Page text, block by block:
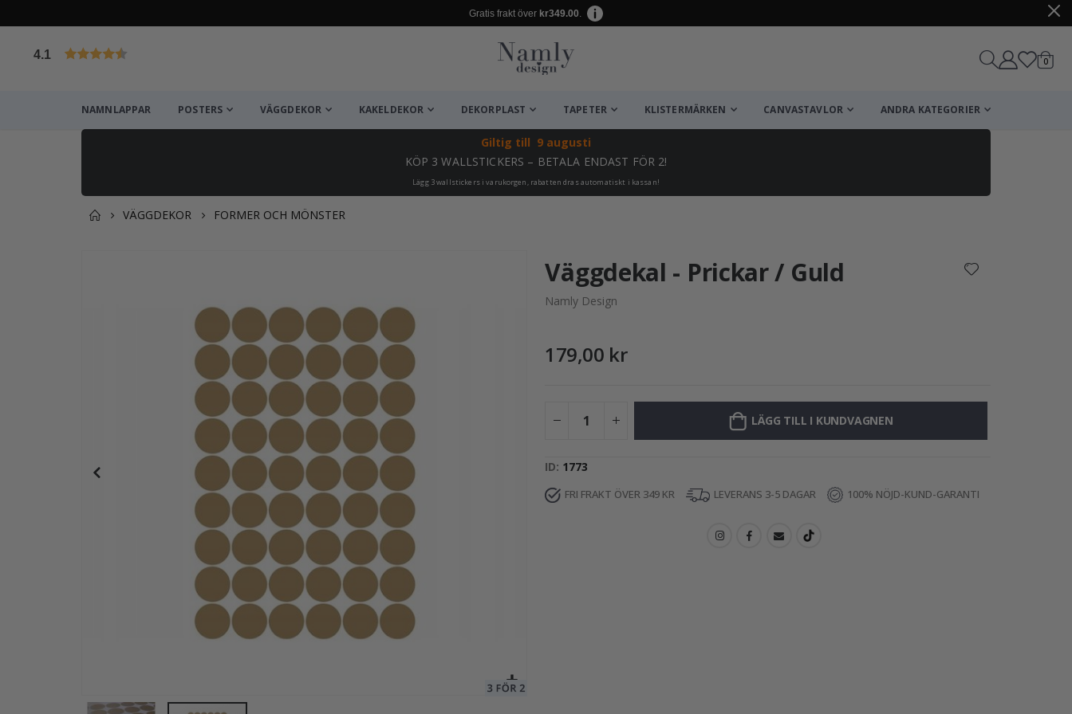
Gratis frakt över kr349.00.
4.1 0
NAMNLAPPAR POSTERS VÄGGDEKOR KAKELDEKOR DEKORPLAST TAPETER KLISTERMÄRKEN CANVASTAVLOR ANDRA KATEGORIER
Giltig till 9 augusti
KÖP 3 WALLSTICKERS – BETALA ENDAST FÖR 2!
Lägg 3 wallstickers i varukorgen, rabatten dras automatiskt i kassan!
VÄGGDEKOR FORMER OCH MÖNSTER
Väggklistermärken - Daisy Blommor
Väggdekal - Prickar / Guld
Namly Design
179,00 kr
LÄGG TILL I KUNDVAGNEN
ID 1773
FRI FRAKT ÖVER 349 KR LEVERANS 3-5 DAGAR 100% NÖJD-KUND-GARANTI